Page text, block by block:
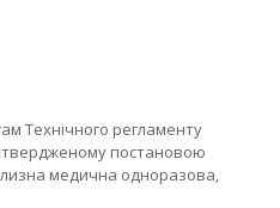
Технічного регламенту
постановою
медична одноразова,